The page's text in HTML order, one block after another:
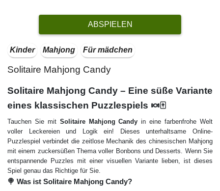
ABSPIELEN
Kinder Mahjong Für mädchen
Solitaire Mahjong Candy
Solitaire Mahjong Candy – Eine süße Variante
eines klassischen Puzzlespiels 🍬🀄
Tauchen Sie mit Solitaire Mahjong Candy in eine farbenfrohe Welt
voller Leckereien und Logik ein! Dieses unterhaltsame Online-
Puzzlespiel verbindet die zeitlose Mechanik des chinesischen Mahjong
mit einem zuckersüßen Thema voller Bonbons und Desserts. Wenn Sie
entspannende Puzzles mit einer visuellen Variante lieben, ist dieses
Spiel genau das Richtige für Sie.
🍭 Was ist Solitaire Mahjong Candy?